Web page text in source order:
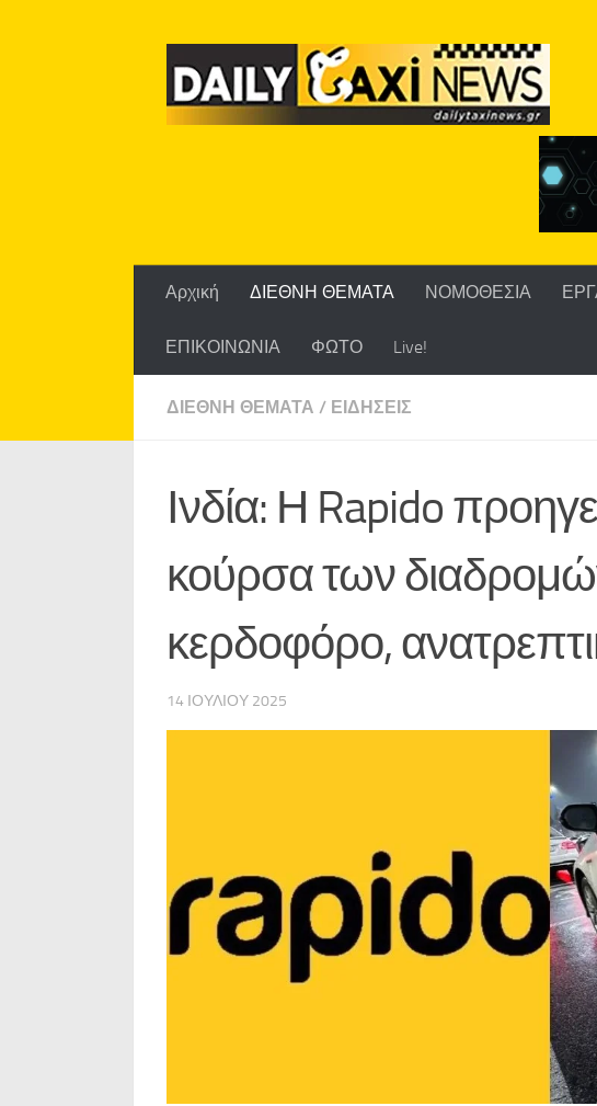
Αρχική ΔΙΕΘΝΗ ΘΕΜΑΤΑ ΝΟΜΟΘΕΣΙΑ
ΕΠΙΚΟΙΝΩΝΙΑ ΦΩΤΟ Live!
ΔΙΕΘΝΗ ΘΕΜΑΤΑ / ΕΙΔΗΣΕΙΣ
Ινδία: Η Rapido
κούρσα των
κερδοφόρο,
14 ΙΟΥΛΊΟΥ 2025